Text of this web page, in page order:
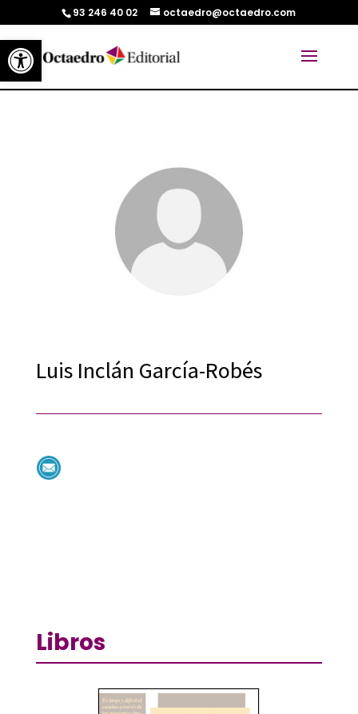
Abrir barra de herramientas
93 246 40 02 octaedro@octaedro.com
Luis Inclán García-Robés
Libros